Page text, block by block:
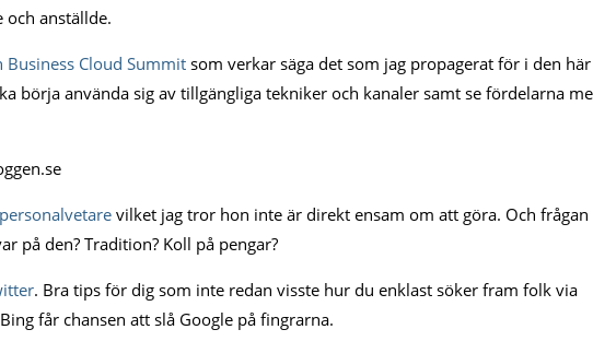
och anställde.
Cloud Summit som verkar säga det som jag propagerat för i den här
börja använda sig av tillgängliga tekniker och kanaler samt se fördelarna
vilket jag tror hon inte är direkt ensam om att göra. Och frågan
på den? Tradition? Koll på pengar?
. Bra tips för dig som inte redan visste hur du enklast söker fram folk via
får chansen att slå Google på fingrarna.